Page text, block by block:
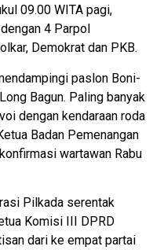
09.00 WITA pagi,
4 Parpol
Demokrat dan PKB.
paslon Boni-
Bagun. Paling banyak
dengan kendaraan roda
Badan Pemenangan
wartawan Rabu
Pilkada serentak
Komisi III DPRD
dari ke empat partai